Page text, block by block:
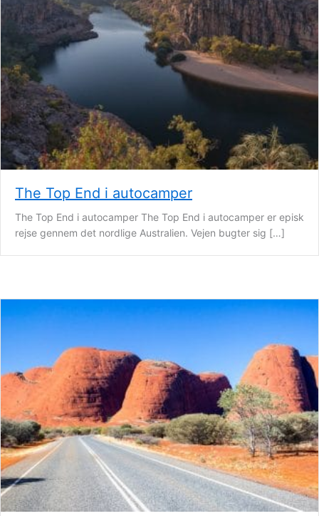
The Top End i autocamper
The Top End i autocamper The Top End i autocamper er episk
rejse gennem det nordlige Australien. Vejen bugter sig […]